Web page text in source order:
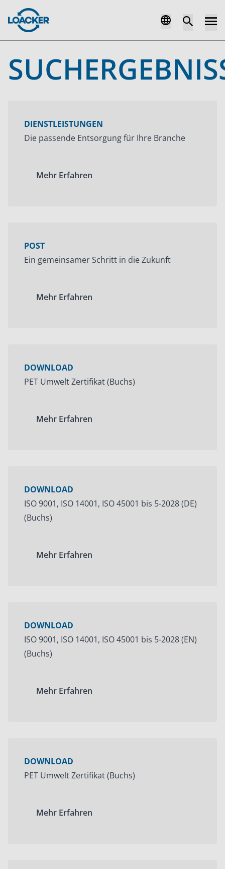
DIENSTLEISTUNGEN
Die passende Entsorgung für Ihre Branche
Mehr Erfahren
POST
Ein gemeinsamer Schritt in die Zukunft
Mehr Erfahren
DOWNLOAD
PET Umwelt Zertifikat (Buchs)
Mehr Erfahren
DOWNLOAD
ISO 9001, ISO 14001, ISO 45001 bis 5-2028 (DE)
(Buchs)
Mehr Erfahren
DOWNLOAD
ISO 9001, ISO 14001, ISO 45001 bis 5-2028 (EN)
(Buchs)
Mehr Erfahren
DOWNLOAD
PET Umwelt Zertifikat (Buchs)
Mehr Erfahren